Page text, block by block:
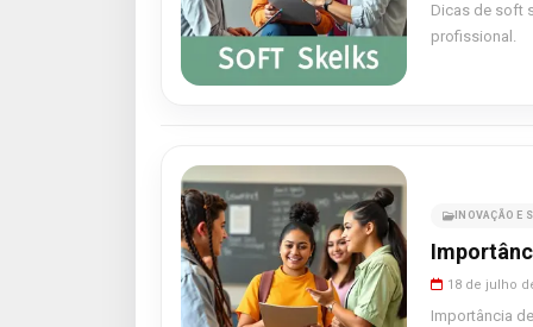
Dicas de soft
profissional.
INOVAÇÃO E
18 de julho
Importância